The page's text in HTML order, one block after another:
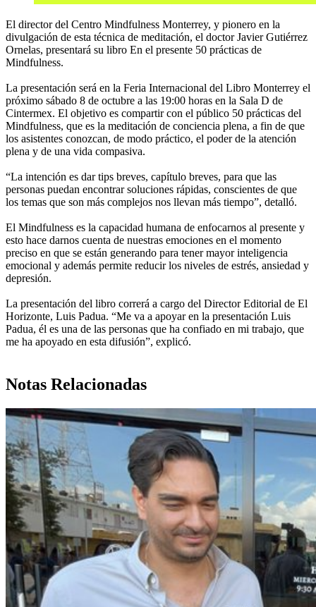
El director del Centro Mindfulness Monterrey, y pionero en la
divulgación de esta técnica de meditación, el doctor Javier Gutiérrez
Ornelas, presentará su libro En el presente 50 prácticas de
Mindfulness.
La presentación será en la Feria Internacional del Libro Monterrey el
próximo sábado 8 de octubre a las 19:00 horas en la Sala D de
Cintermex. El objetivo es compartir con el público 50 prácticas del
Mindfulness, que es la meditación de conciencia plena, a fin de que
los asistentes conozcan, de modo práctico, el poder de la atención
plena y de una vida compasiva.
“La intención es dar tips breves, capítulo breves, para que las
personas puedan encontrar soluciones rápidas, conscientes de que
los temas que son más complejos nos llevan más tiempo”, detalló.
El Mindfulness es la capacidad humana de enfocarnos al presente y
esto hace darnos cuenta de nuestras emociones en el momento
preciso en que se están generando para tener mayor inteligencia
emocional y además permite reducir los niveles de estrés, ansiedad y
depresión.
La presentación del libro correrá a cargo del Director Editorial de El
Horizonte, Luis Padua. “Me va a apoyar en la presentación Luis
Padua, él es una de las personas que ha confiado en mi trabajo, que
me ha apoyado en esta difusión”, explicó.
Notas Relacionadas